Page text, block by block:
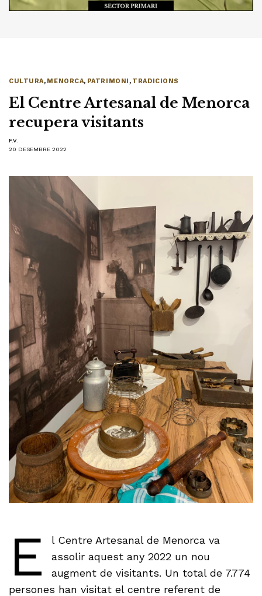
CULTURA, MENORCA, PATRIMONI , TRADICIONS
El Centre Artesanal de Menorca
recupera visitants
F.V.
20 DESEMBRE 2022
E
l Centre Artesanal de Menorca va
assolir aquest any 2022 un nou
augment de visitants. Un total de 7.774
persones han visitat el centre referent de